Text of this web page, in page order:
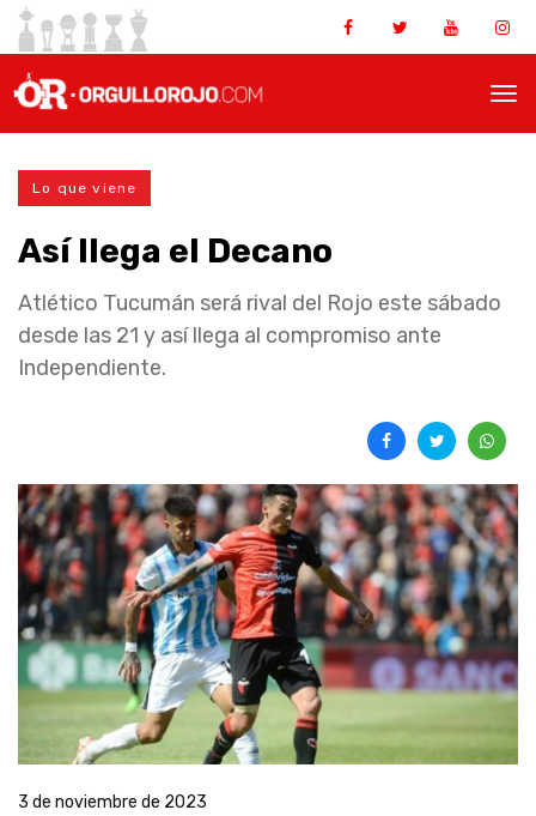
Lo que viene
Así llega el Decano
Atlético Tucumán será rival del Rojo este sábado
desde las 21 y así llega al compromiso ante
Independiente.
3 de noviembre de 2023